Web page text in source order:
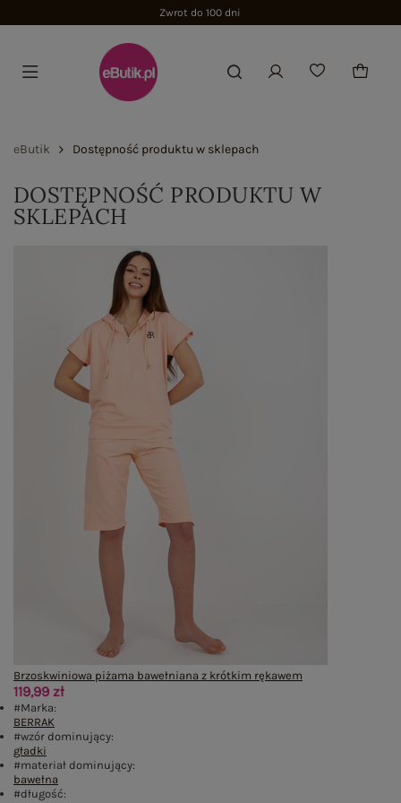
Zwrot do 100 dni
eButik Dostępność produktu w sklepach
DOSTĘPNOŚĆ PRODUKTU W
SKLEPACH
Brzoskwiniowa piżama bawełniana z krótkim rękawem
119,99 zł
#Marka:
BERRAK
#wzór dominujący:
gładki
#materiał dominujący:
bawełna
#długość: